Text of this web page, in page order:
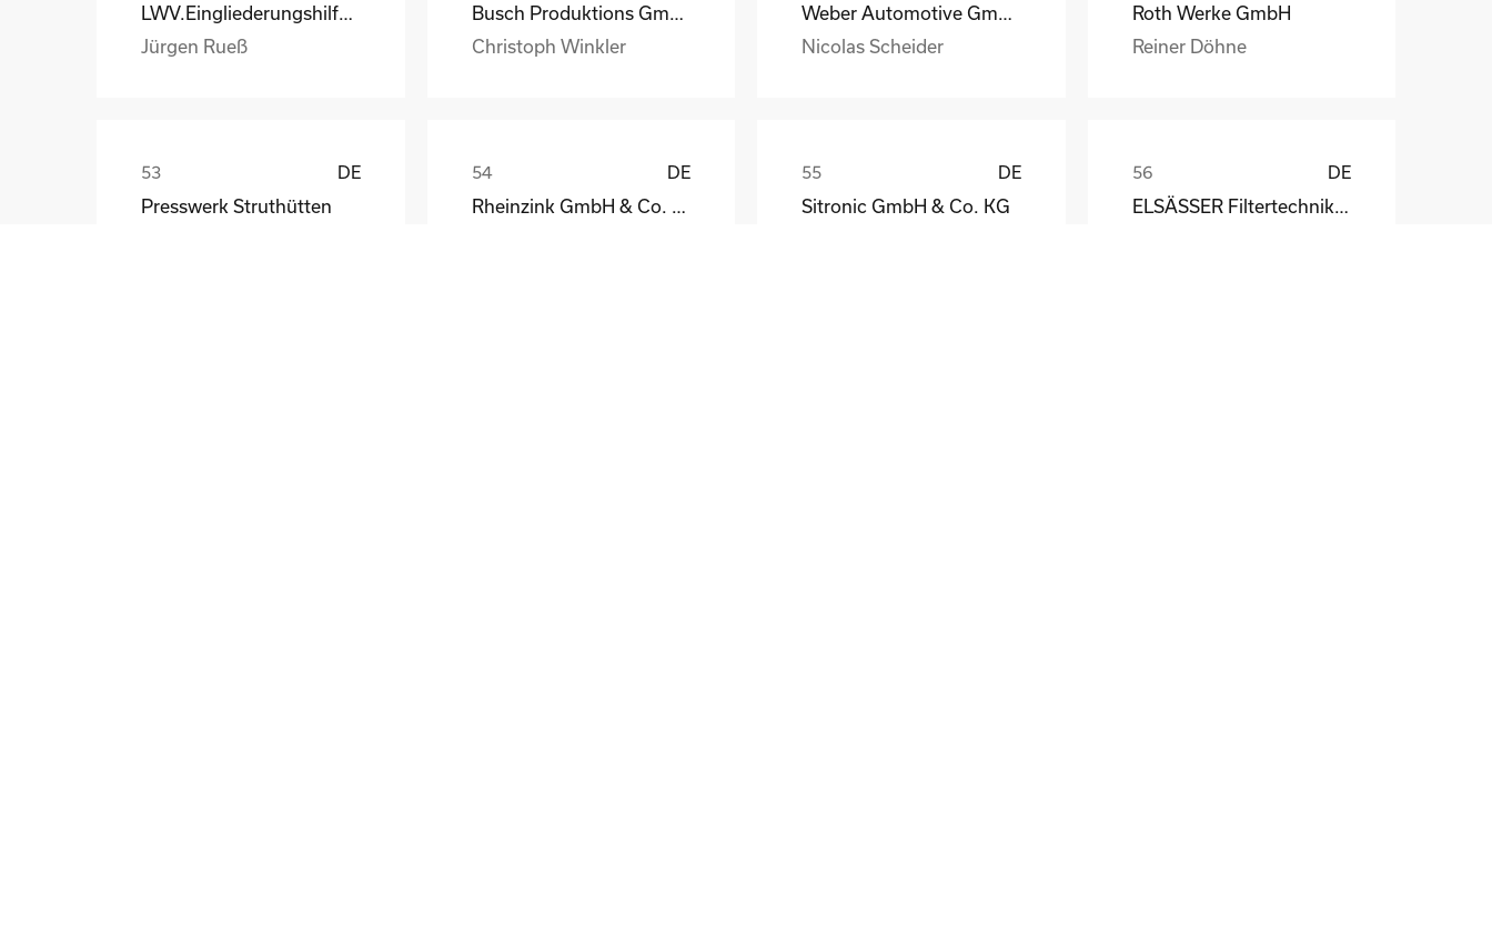
Jürgen Rueß
Christoph Winkler
Nicolas Scheider
Roth Werke GmbH
Reiner Döhne
DE
Presswerk Struthütten
DE DE
Sitronic GmbH & Co. KG
DE